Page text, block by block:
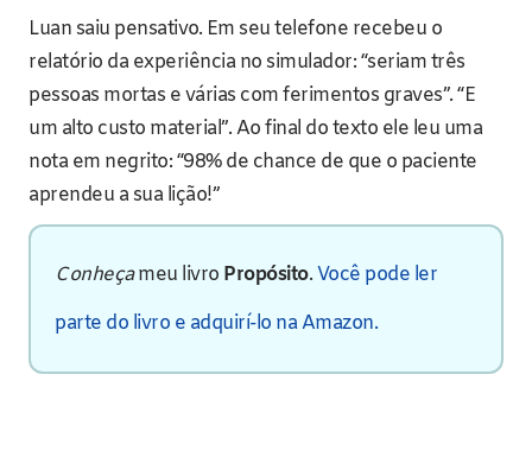
Luan saiu pensativo. Em seu telefone recebeu o
relatório da experiência no simulador: “seriam três
pessoas mortas e várias com ferimentos graves”. “E
um alto custo material”. Ao final do texto ele leu uma
nota em negrito: “98% de chance de que o paciente
aprendeu a sua lição!”
Conheçameu livro Propósito.Você pode ler
parte do livro e adquirí-lo na Amazon.